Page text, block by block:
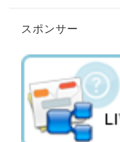
スポンサー